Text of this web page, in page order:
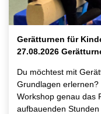
Gerätturnen für
27.08.2026
Du möchtest mit
Grundlagen
Workshop genau das
aufbauenden